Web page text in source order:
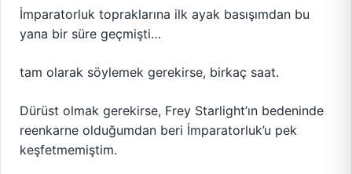
İmparatorluk topraklarına ilk ayak basışımdan bu
yana bir süre geçmişti…
tam olarak söylemek gerekirse, birkaç saat.
Dürüst olmak gerekirse, Frey Starlight’ın bedeninde
reenkarne olduğumdan beri İmparatorluk’u pek
keşfetmemiştim.